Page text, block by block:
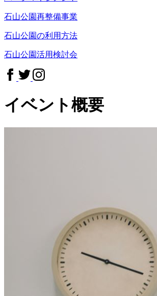
石山公園再整備事業
石山公園の利用方法
石山公園活用検討会
イベント概要